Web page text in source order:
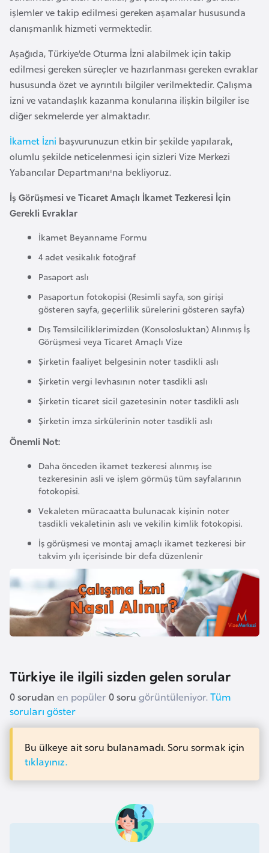
işlemler ve takip edilmesi gereken aşamalar hususunda
danışmanlık hizmeti vermektedir.
Aşağıda, Türkiye’de Oturma İzni alabilmek için takip
edilmesi gereken süreçler ve hazırlanması gereken evraklar
hususunda özet ve ayrıntılı bilgiler verilmektedir. Çalışma
izni ve vatandaşlık kazanma konularına ilişkin bilgiler ise
diğer sekmelerde yer almaktadır.
İkamet İzni başvurunuzun etkin bir şekilde yapılarak,
olumlu şekilde neticelenmesi için sizleri Vize Merkezi
Yabancılar Departmanı'na bekliyoruz.
İş Görüşmesi ve Ticaret Amaçlı İkamet Tezkeresi İçin
Gerekli Evraklar
İkamet Beyanname Formu
4 adet vesikalık fotoğraf
Pasaport aslı
Pasaportun fotokopisi (Resimli sayfa, son girişi
gösteren sayfa, geçerlilik sürelerini gösteren sayfa)
Dış Temsilciliklerimizden (Konsolosluktan) Alınmış İş
Görüşmesi veya Ticaret Amaçlı Vize
Şirketin faaliyet belgesinin noter tasdikli aslı
Şirketin vergi levhasının noter tasdikli aslı
Şirketin ticaret sicil gazetesinin noter tasdikli aslı
Şirketin imza sirkülerinin noter tasdikli aslı
Önemli Not:
Daha önceden ikamet tezkeresi alınmış ise
tezkeresinin asli ve işlem görmüş tüm sayfalarının
fotokopisi.
Vekaleten müracaatta bulunacak kişinin noter
tasdikli vekaletinin aslı ve vekilin kimlik fotokopisi.
İş görüşmesi ve montaj amaçlı ikamet tezkeresi bir
takvim yılı içerisinde bir defa düzenlenir
Türkiye ile ilgili sizden gelen sorular
0 sorudan en popüler0 soru görüntüleniyor. Tüm
soruları göster
Bu ülkeye ait soru bulanamadı. Soru sormak için
tıklayınız.
a
h
e
y
n
B
a
n
g
a
d
l
i
B
s
n
a
H
e
e